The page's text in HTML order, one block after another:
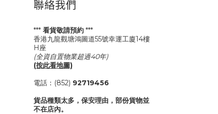
聯絡我們
*** 看貨敬請預約***
香港九龍觀塘鴻圖道55號幸運工廈14樓
H座
(全資自置物業超過40年)
(按此看地圖)
電話：(852) 92719456
貨品種類太多，保安理由，部份貨物並
不在店內。